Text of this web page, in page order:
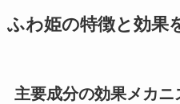
ふわ姫の特徴と効果
主要成分の効果メカニ